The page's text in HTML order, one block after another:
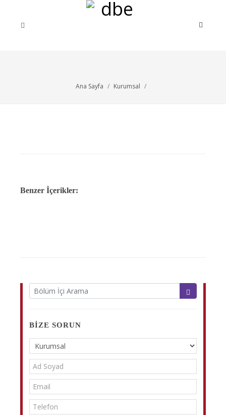
Ana Sayfa Kurumsal
Benzer İçerikler:
BIZE SORUN